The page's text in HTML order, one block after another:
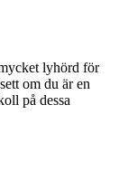
lyhörd för
om du är en
på dessa